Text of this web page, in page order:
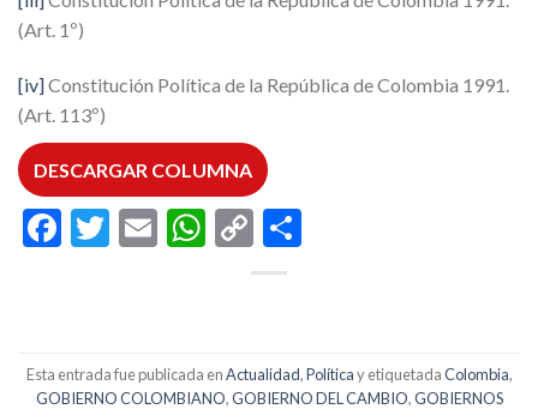
(Art. 1º)
[iv]Constitución Política de la República de Colombia 1991.
(Art. 113º)
DESCARGAR COLUMNA
Facebook
Twitter
EmailWhatsApp
Copy
Link
Esta entrada fue publicada enActualidad,Políticay etiquetadaColombia,
GOBIERNO COLOMBIANO,GOBIERNO DEL CAMBIO,GOBIERNOS